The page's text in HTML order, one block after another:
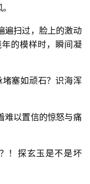
遍扫过，脸上的激动
的模样时，瞬间凝
塞如顽石？识海浑
难以置信的惊怒与痛
！探玄玉是不是坏